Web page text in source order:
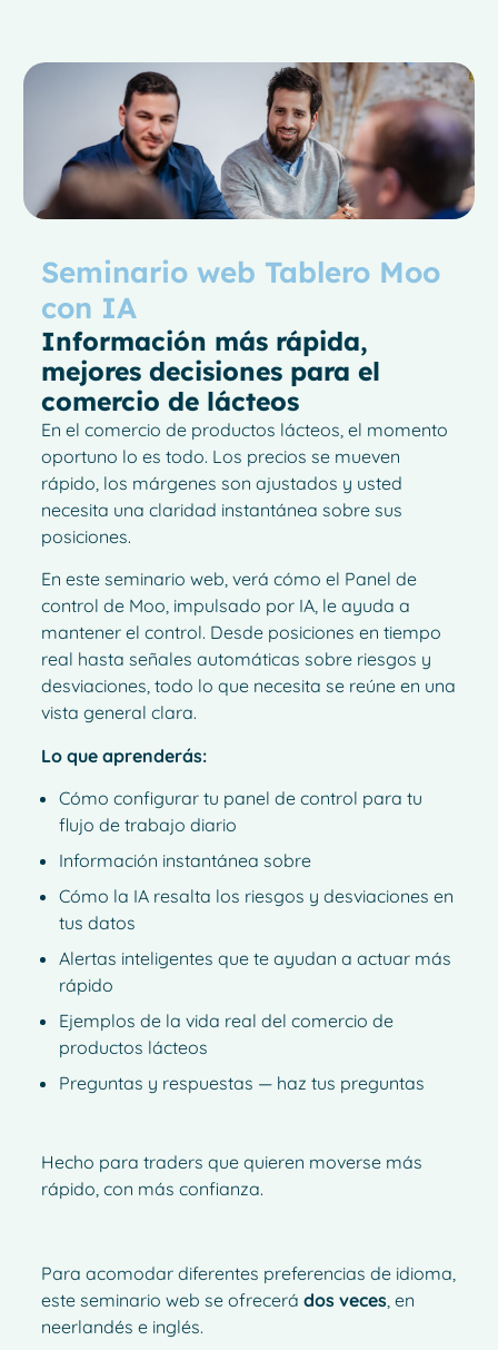
Seminario web Tablero Moo
con IA
Información más rápida,
mejores decisiones para el
comercio de lácteos
En el comercio de productos lácteos, el momento
oportuno lo es todo. Los precios se mueven
rápido, los márgenes son ajustados y usted
necesita una claridad instantánea sobre sus
posiciones.
En este seminario web, verá cómo el Panel de
control de Moo, impulsado por IA, le ayuda a
mantener el control. Desde posiciones en tiempo
real hasta señales automáticas sobre riesgos y
desviaciones, todo lo que necesita se reúne en una
vista general clara.
Lo que aprenderás:
Cómo configurar tu panel de control para tu
flujo de trabajo diario
Información instantánea sobre
Cómo la IA resalta los riesgos y desviaciones en
tus datos
Alertas inteligentes que te ayudan a actuar más
rápido
Ejemplos de la vida real del comercio de
productos lácteos
Preguntas y respuestas — haz tus preguntas
Hecho para traders que quieren moverse más
rápido, con más confianza.
Para acomodar diferentes preferencias de idioma,
este seminario web se ofrecerádos veces, en
neerlandés e inglés.